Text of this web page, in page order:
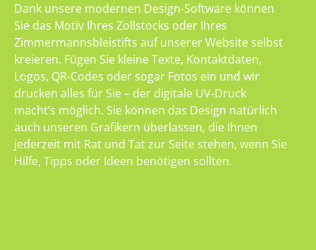
Dank unsere modernen Design-Software können
Sie das Motiv Ihres Zollstocks oder Ihres
Zimmermannsbleistifts auf unserer Website selbst
kreieren. Fügen Sie kleine Texte, Kontaktdaten,
Logos, QR-Codes oder sogar Fotos ein und wir
drucken alles für Sie – der digitale UV-Druck
macht’s möglich. Sie können das Design natürlich
auch unseren Grafikern überlassen, die Ihnen
jederzeit mit Rat und Tat zur Seite stehen, wenn Sie
Hilfe, Tipps oder Ideen benötigen sollten.